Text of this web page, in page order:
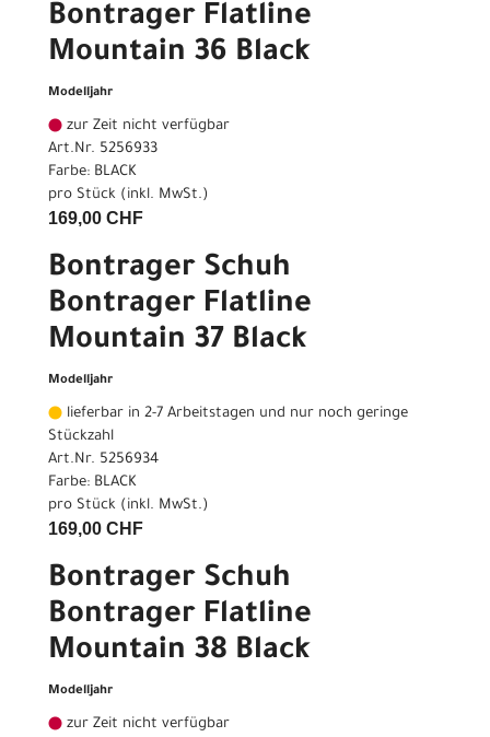
Bontrager Flatline
Mountain 36 Black
Modelljahr
zur Zeit nicht verfügbar
Art.Nr. 5256933
Farbe: BLACK
pro Stück (inkl. MwSt.)
169,00 CHF
Bontrager Schuh
Bontrager Flatline
Mountain 37 Black
Modelljahr
lieferbar in 2-7 Arbeitstagen und nur noch geringe
Stückzahl
Art.Nr. 5256934
Farbe: BLACK
pro Stück (inkl. MwSt.)
169,00 CHF
Bontrager Schuh
Bontrager Flatline
Mountain 38 Black
Modelljahr
zur Zeit nicht verfügbar